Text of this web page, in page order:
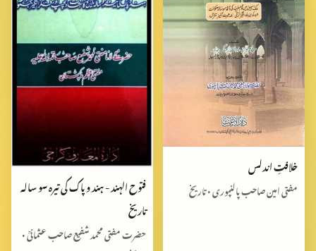
خلافتِ اندلس
مفتی امین صاحب پالنپوری • تاریخ
فتوح الہند - ہند‌ و پاک کی تیرہ سو سالہ
تاریخ
حضرت مفتی محمد شفیع صاحب عثمانیؒ •